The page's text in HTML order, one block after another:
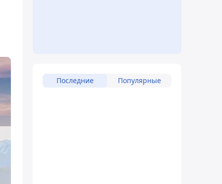
Последние Популярные